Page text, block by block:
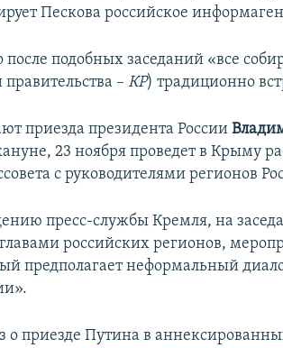
Пескова российское
после подобных заседаний «все
–КР) традиционно
приезда президента России
23 ноября проведет в Крыму
с руководителями регионов
пресс-службы Кремля, на
российских регионов,
предполагает неформальный
о приезде Путина в